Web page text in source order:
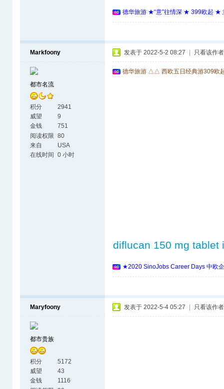
德华旅游 ★“意”往情深 ★ 399欧起 ★
Markfoony
都市名流
积分
2941
威望
9
金钱
751
阅读权限 80
来自
USA
在线时间
0 小时
发表于 2022-5-2 08:27 只看该作者
德华旅游 △△ 西欧五日经典游309欧
diflucan 150 mg tablet
★2020 SinoJobs Career Days 中欧
Maryfoony
都市贵族
积分
5172
威望
43
金钱
1116
发表于 2022-5-4 05:27 只看该作者